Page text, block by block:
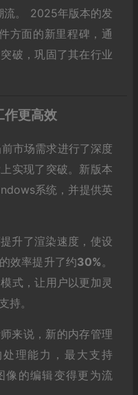
流。 2025年版本的发
方面的新里程碑，通
破，巩固了其在行业
作更高效
市场需求进行了深度
实现了突破。新版本
系统，并提供英
升了渲染速度，使设
效率提升了约30%。
式，让用户以更加灵
持。
来说，新的内存管理
理能力，最大支持
像的编辑变得更为流